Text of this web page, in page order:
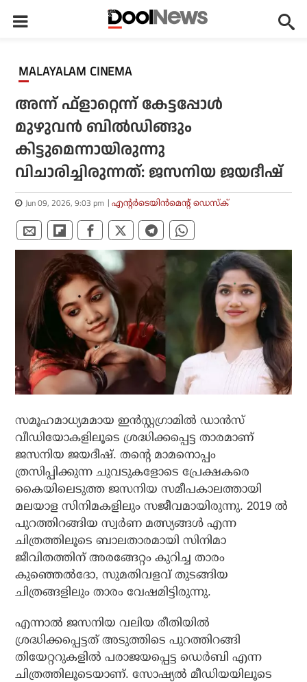
MALAYALAM CINEMA
അന്ന് ഫ്‌ളാറ്റെന്ന് കേട്ടപ്പോള്‍
മുഴുവന്‍ ബില്‍ഡിങ്ങും
കിട്ടുമെന്നായിരുന്നു
വിചാരിച്ചിരുന്നത്: ജസനിയ ജയദീഷ്
Jun 09, 2026, 9:03 pm എന്റര്‍ടെയിന്‍മെന്റ് ഡെസ്‌ക്
സമൂഹമാധ്യമമായ ഇന്‍സ്റ്റഗ്രാമില്‍ ഡാന്‍സ്
വീഡിയോകളിലൂടെ ശ്രദ്ധിക്കപ്പെട്ട താരമാണ്
ജസനിയ ജയദീഷ്. തന്റെ മാമനൊപ്പം
ത്രസിപ്പിക്കുന്ന ചുവടുകളോടെ പ്രേക്ഷകരെ
കൈയിലെടുത്ത ജസനിയ സമീപകാലത്തായി
മലയാള സിനിമകളിലും സജീവമായിരുന്നു. 2019 ല്‍
പുറത്തിറങ്ങിയ സ്വര്‍ണ മത്സ്യങ്ങള്‍ എന്ന
ചിത്രത്തിലൂടെ ബാലതാരമായി സിനിമാ
ജീവിതത്തിന് അരങ്ങേറ്റം കുറിച്ച താരം
കുഞ്ഞെല്‍ദോ, സുമതിവളവ് തുടങ്ങിയ
ചിത്രങ്ങളിലും താരം വേഷമിട്ടിരുന്നു.
എന്നാല്‍ ജസനിയ വലിയ രീതിയില്‍
ശ്രദ്ധിക്കപ്പെട്ടത് അടുത്തിടെ പുറത്തിറങ്ങി
തിയേറ്ററുകളില്‍ പരാജയപ്പെട്ട ഡെര്‍ബി എന്ന
ചിത്രത്തിലൂടെയാണ്. സോഷ്യല്‍ മീഡിയയിലൂടെ